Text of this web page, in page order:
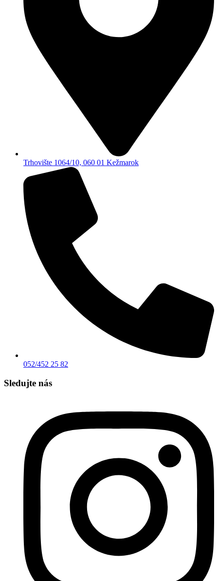
Trhovište 1064/10, 060 01 Kežmarok
052/452 25 82
Sledujte nás